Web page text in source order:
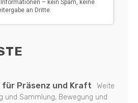
für Präsenz und Kraft
Weite
und Sammlung, Bewegung und